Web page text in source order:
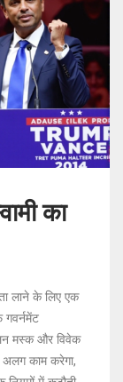
का
लाने के लिए एक
मस्क और विवेक
अलग काम करेगा,